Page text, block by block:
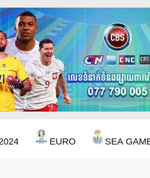
EURO SEA